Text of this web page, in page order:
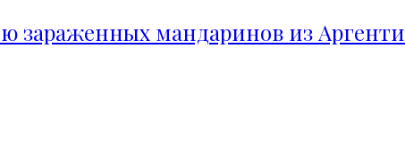
зараженных мандаринов из